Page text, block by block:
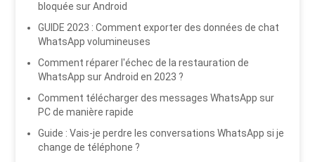
bloquée sur Android
GUIDE 2023 : Comment exporter des données de chat
WhatsApp volumineuses
Comment réparer l'échec de la restauration de
WhatsApp sur Android en 2023 ?
Comment télécharger des messages WhatsApp sur
PC de manière rapide
Guide : Vais-je perdre les conversations WhatsApp si je
change de téléphone ?